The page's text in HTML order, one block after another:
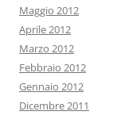
Maggio 2012
Aprile 2012
Marzo 2012
Febbraio 2012
Gennaio 2012
Dicembre 2011